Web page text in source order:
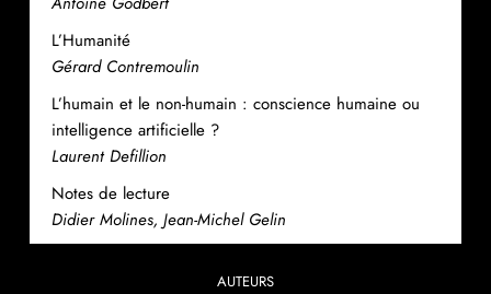
AUTEURS
L’Humanité
Gérard Contremoulin
L’humain et le non-humain : conscience humaine ou
intelligence artificielle ?
Laurent Defillion
Notes de lecture
Didier Molines, Jean-Michel Gelin